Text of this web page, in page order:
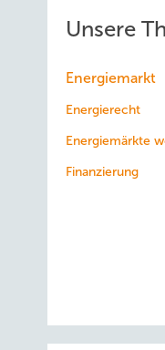
Unsere
Energiemarkt
Energierecht
Energiemärkte
Finanzierung